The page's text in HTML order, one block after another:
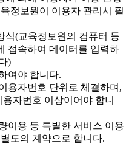
정보원이 이용자 관리시 필
식(교육정보원의 컴퓨터 등
접속하여 데이터를 입력하
)
여야 합니다.
용자번호 단위로 체결하며,
자번호 이상이어야 합니
이용 등 특별한 서비스 이용
도의 계약으로 합니다.